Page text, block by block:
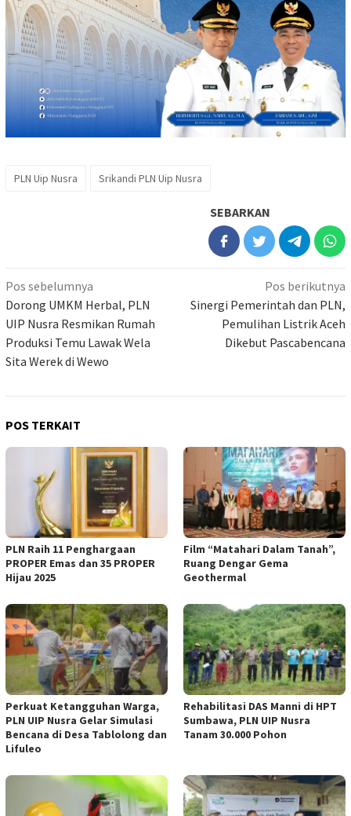
PLN Uip Nusra Srikandi PLN Uip Nusra
SEBARKAN
Navigasi
pos
Pos sebelumnya
Dorong UMKM Herbal, PLN
UIP Nusra Resmikan Rumah
Produksi Temu Lawak Wela
Sita Werek di Wewo
Pos berikutnya
Sinergi Pemerintah dan PLN,
Pemulihan Listrik Aceh
Dikebut Pascabencana
POS TERKAIT
PLN Raih 11 Penghargaan
PROPER Emas dan 35 PROPER
Hijau 2025
Film “Matahari Dalam Tanah”,
Ruang Dengar Gema
Geothermal
Perkuat Ketangguhan Warga,
PLN UIP Nusra Gelar Simulasi
Bencana di Desa Tablolong dan
Lifuleo
Rehabilitasi DAS Manni di HPT
Sumbawa, PLN UIP Nusra
Tanam 30.000 Pohon